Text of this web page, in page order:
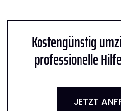
Kostengünstig
professionelle
JETZT